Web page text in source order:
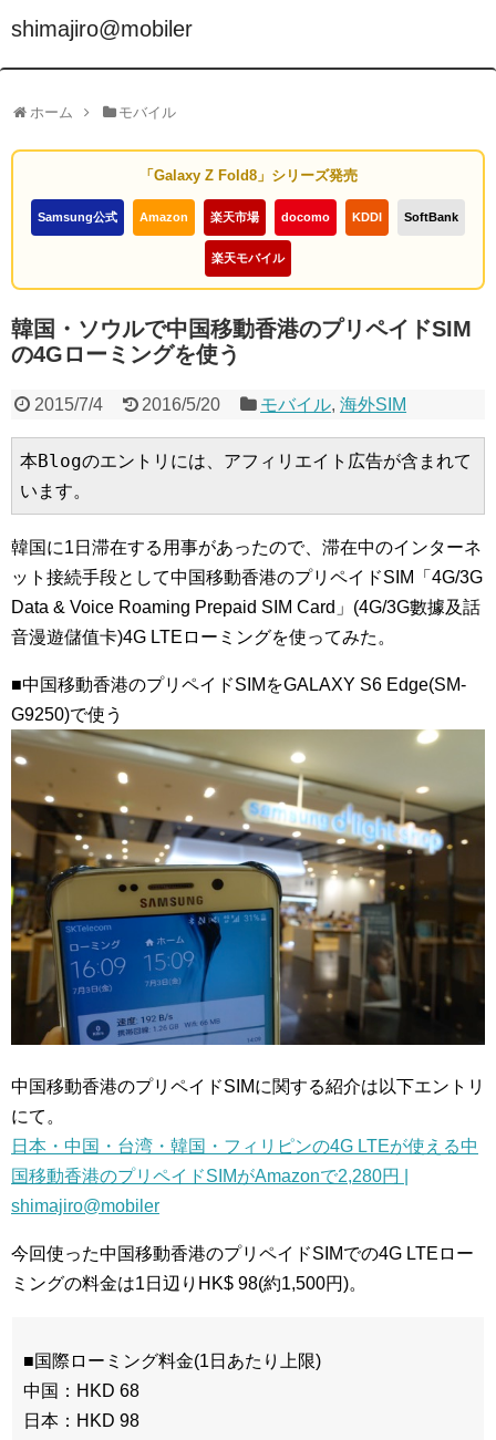
shimajiro@mobiler
ホーム モバイル
「Galaxy Z Fold8」シリーズ発売
Samsung公式 Amazon 楽天市場 docomo KDDI SoftBank
楽天モバイル
韓国・ソウルで中国移動香港のプリペイドSIM
の4Gローミングを使う
2015/7/4 2016/5/20 モバイル,海外SIM
本Blogのエントリには、アフィリエイト広告が含まれて
います。
韓国に1日滞在する用事があったので、滞在中のインターネ
ット接続手段として中国移動香港のプリペイドSIM「4G/3G
Data & Voice Roaming Prepaid SIM Card」(4G/3G數據及話
音漫遊儲值卡)4G LTEローミングを使ってみた。
■中国移動香港のプリペイドSIMをGALAXY S6 Edge(SM-
G9250)で使う
中国移動香港のプリペイドSIMに関する紹介は以下エントリ
にて。
日本・中国・台湾・韓国・フィリピンの4G LTEが使える中
国移動香港のプリペイドSIMがAmazonで2,280円 |
shimajiro@mobiler
今回使った中国移動香港のプリペイドSIMでの4G LTEロー
ミングの料金は1日辺りHK$ 98(約1,500円)。
■国際ローミング料金(1日あたり上限)
中国：HKD 68
日本：HKD 98